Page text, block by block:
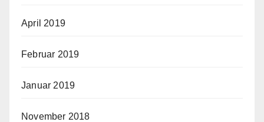
April 2019
Februar 2019
Januar 2019
November 2018